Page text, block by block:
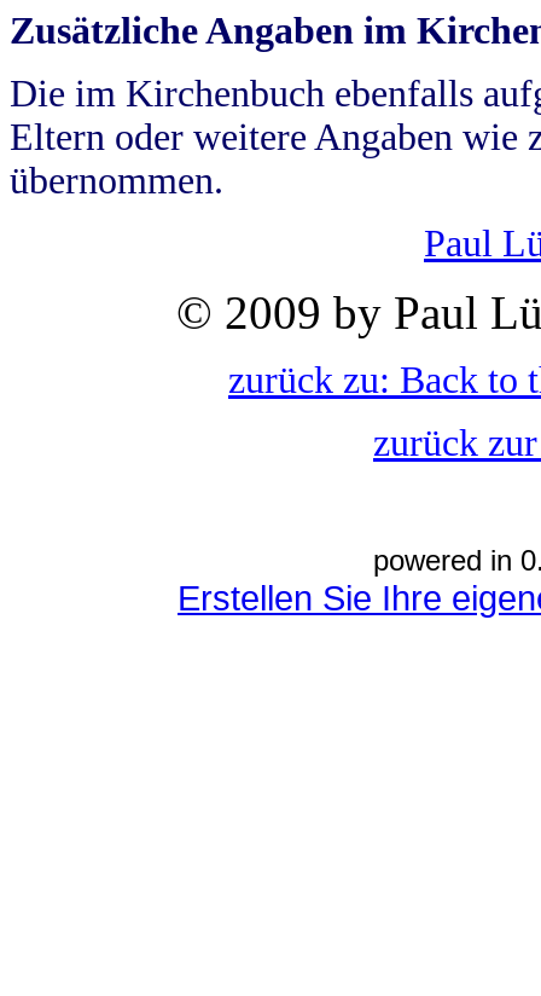
Zusätzliche Angaben im
Die im Kirchenbuch ebenfalls
Eltern oder weitere Angaben wie
übernommen.
Paul
© 2009 by Paul
zurück zu: Back to
zurück
powered in
Erstellen Sie Ihre